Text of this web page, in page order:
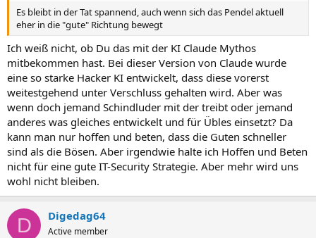
Es bleibt in der Tat spannend, auch wenn sich das Pendel aktuell
eher in die "gute" Richtung bewegt
Ich weiß nicht, ob Du das mit der KI Claude Mythos
mitbekommen hast. Bei dieser Version von Claude wurde
eine so starke Hacker KI entwickelt, dass diese vorerst
weitestgehend unter Verschluss gehalten wird. Aber was
wenn doch jemand Schindluder mit der treibt oder jemand
anderes was gleiches entwickelt und für Übles einsetzt? Da
kann man nur hoffen und beten, dass die Guten schneller
sind als die Bösen. Aber irgendwie halte ich Hoffen und Beten
nicht für eine gute IT-Security Strategie. Aber mehr wird uns
wohl nicht bleiben.
D Digedag64
Active member